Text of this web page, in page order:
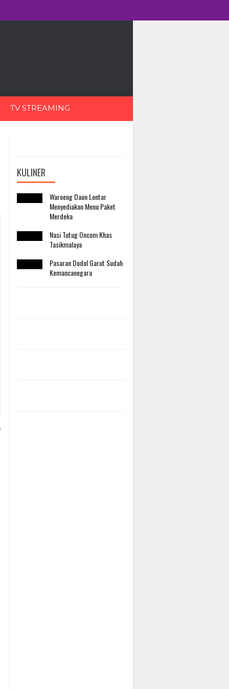
TV STREAMING
KULINER
Waroeng Daon Lontar
Menyediakan Menu Paket
Merdeka
Nasi Tutug Oncom Khas
Tasikmalaya
Pasaran Dodol Garut Sudah
Kemancanegara